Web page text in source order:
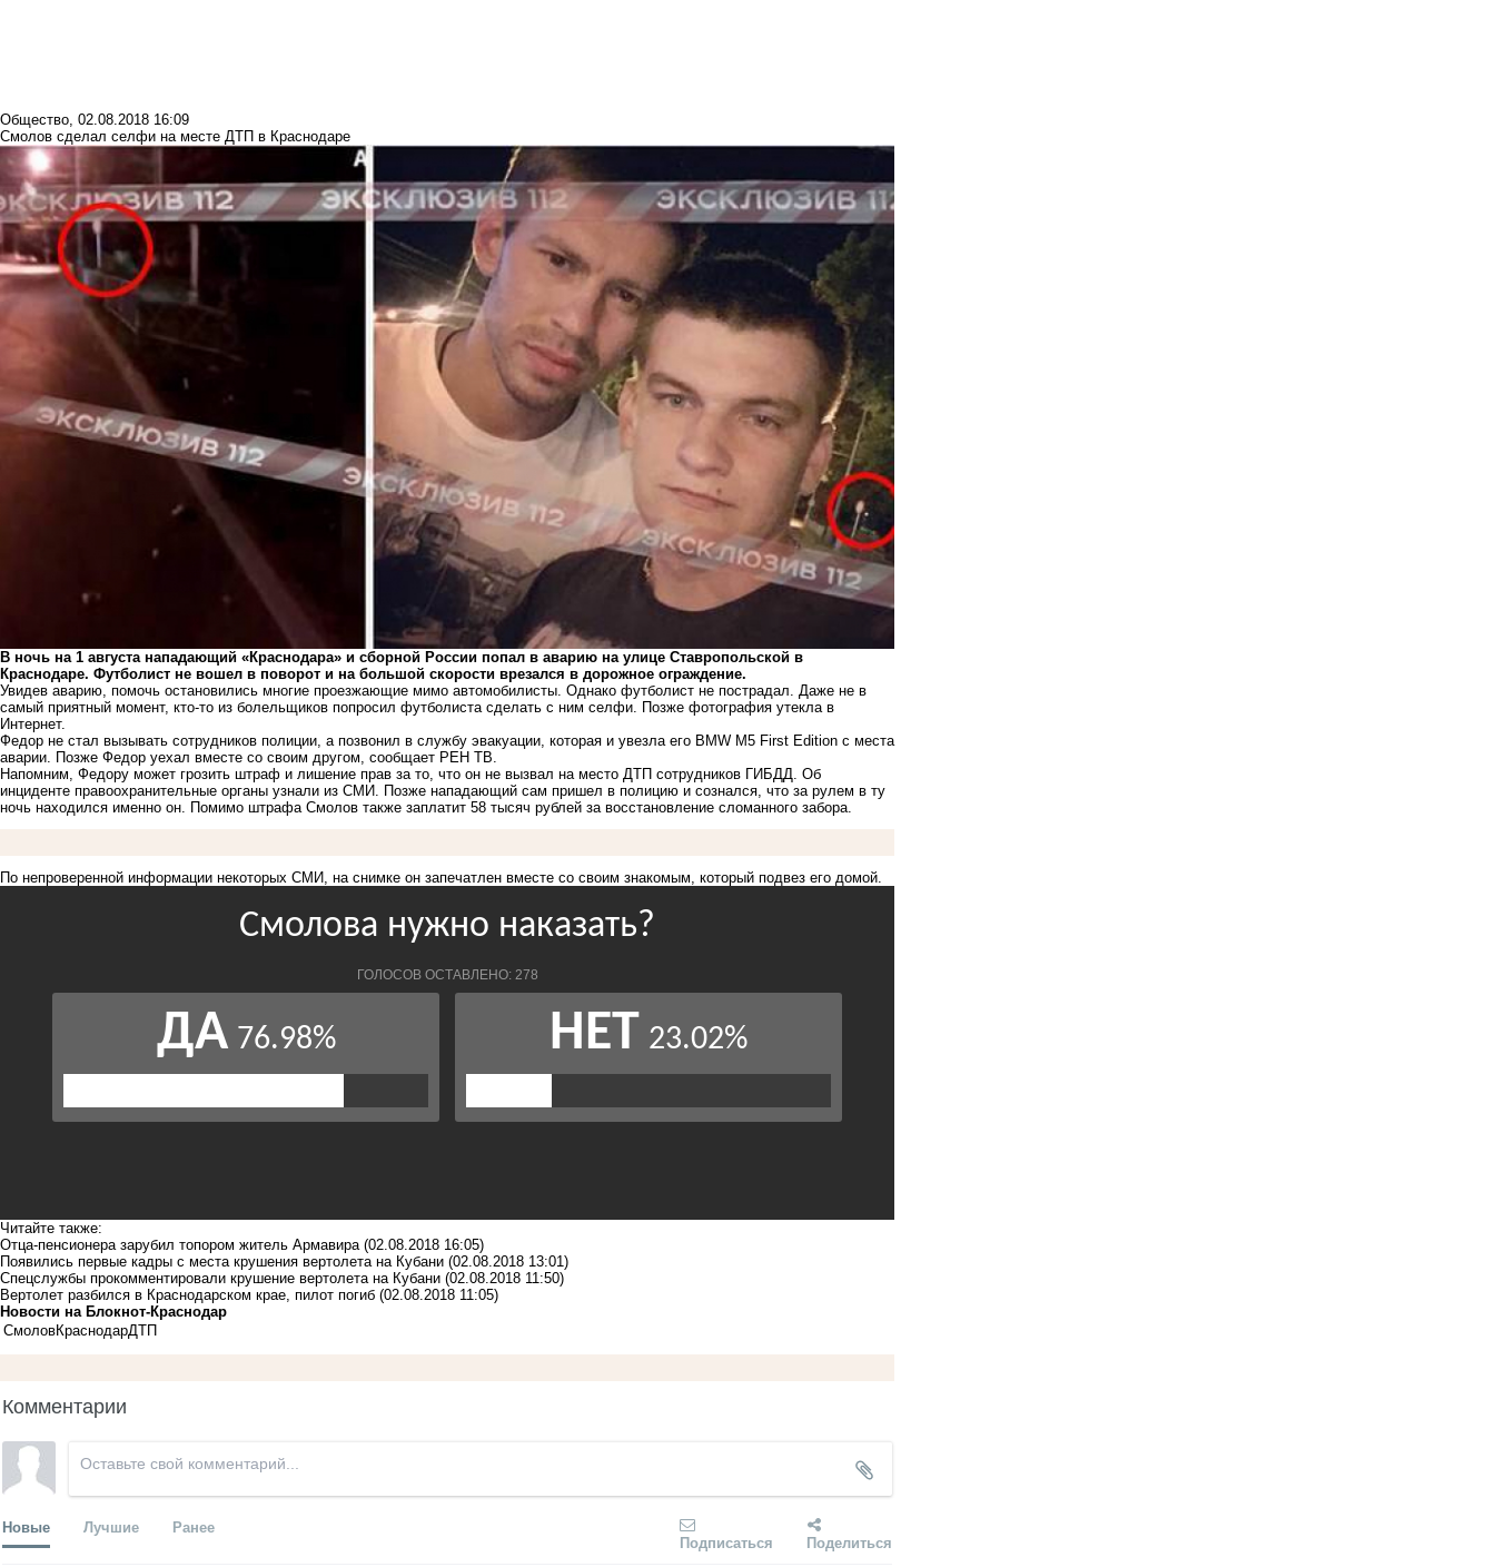
Общество, 02.08.2018 16:09
Смолов сделал селфи на месте ДТП в Краснодаре
В ночь на 1 августа нападающий «Краснодара» и сборной России попал в аварию на улице Ставропольской в
Краснодаре. Футболист не вошел в поворот и на большой скорости врезался в дорожное ограждение.
Увидев аварию, помочь остановились многие проезжающие мимо автомобилисты. Однако футболист не пострадал. Даже не в
самый приятный момент, кто-то из болельщиков попросил футболиста сделать с ним селфи. Позже фотография утекла в
Интернет.
Федор не стал вызывать сотрудников полиции, а позвонил в службу эвакуации, которая и увезла его BMW M5 First Edition с места
аварии. Позже Федор уехал вместе со своим другом, сообщает РЕН ТВ.
Напомним, Федору может грозить штраф и лишение прав за то, что он не вызвал на место ДТП сотрудников ГИБДД. Об
инциденте правоохранительные органы узнали из СМИ. Позже нападающий сам пришел в полицию и сознался, что за рулем в ту
ночь находился именно он. Помимо штрафа Смолов также заплатит 58 тысяч рублей за восстановление сломанного забора.
По непроверенной информации некоторых СМИ, на снимке он запечатлен вместе со своим знакомым, который подвез его домой.
Читайте также:
Отца-пенсионера зарубил топором житель Армавира (02.08.2018 16:05)
Появились первые кадры с места крушения вертолета на Кубани (02.08.2018 13:01)
Спецслужбы прокомментировали крушение вертолета на Кубани (02.08.2018 11:50)
Вертолет разбился в Краснодарском крае, пилот погиб (02.08.2018 11:05)
Новости на Блoкнoт-Краснодар
СмоловКраснодарДТП
Комментарии
Новые Лучшие Ранее
Подписаться Поделиться